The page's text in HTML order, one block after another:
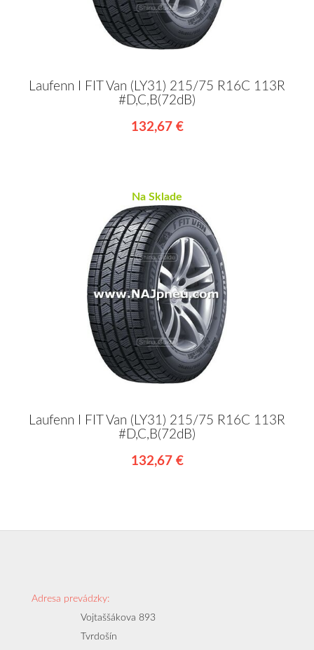
Laufenn I FIT Van (LY31) 215/75 R16C 113R
#D,C,B(72dB)
132,67 €
Na Sklade
Laufenn I FIT Van (LY31) 215/75 R16C 113R
#D,C,B(72dB)
132,67 €
Adresa prevádzky:
Vojtaššákova 893
Tvrdošín